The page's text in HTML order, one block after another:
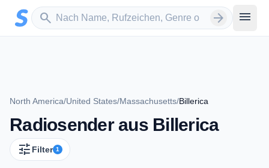
Zum Hauptinhalt springen
search
Sender suchen arrow_forward menu
North America/United States/Massachusetts/Billerica
Radiosender aus Billerica
tune Filter 1